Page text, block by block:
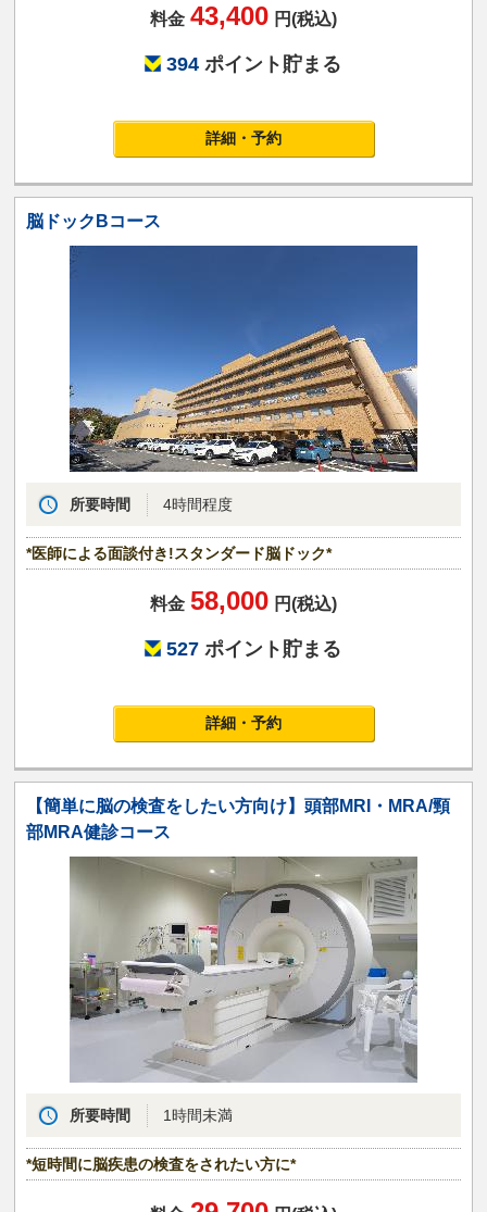
料金 43,400 円(税込)
394 ポイント貯まる
詳細・予約
脳ドックBコース
所要時間 4時間程度
*医師による面談付き!スタンダード脳ドック*
料金 58,000 円(税込)
527 ポイント貯まる
詳細・予約
【簡単に脳の検査をしたい方向け】頭部MRI・MRA/頸
部MRA健診コース
所要時間 1時間未満
*短時間に脳疾患の検査をされたい方に*